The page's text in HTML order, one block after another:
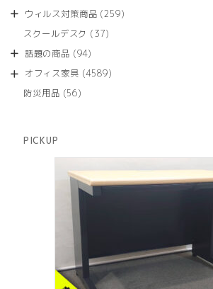
商
ウィルス対策商品 259259
スクールデスク 3737
商
話題の商品 9494
の
オフィス家具 45894589
防災用品 5656
PICKUP